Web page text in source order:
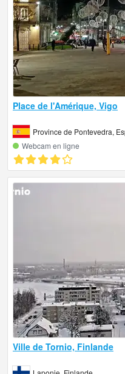
Place de l'Amérique, Vigo
Province de Pontevedra,
Webcam en ligne
Ville de Tornio, Finlande